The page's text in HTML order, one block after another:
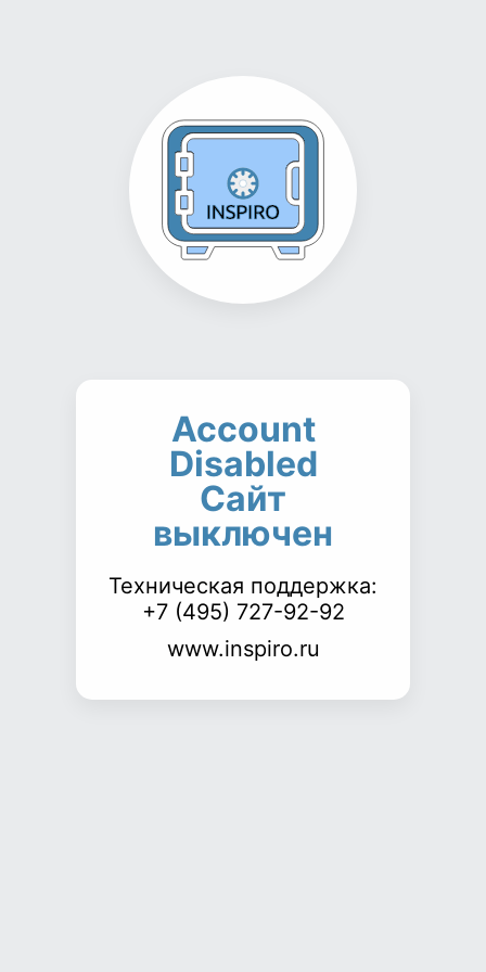
Account
Disabled
Сайт
выключен
Техническая поддержка:
+7 (495) 727-92-92
www.inspiro.ru